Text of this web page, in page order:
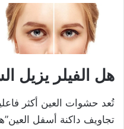
هل الفيلر يزيل
تُعد حشوات العين أكثر
تجاويف داكنة أسفل